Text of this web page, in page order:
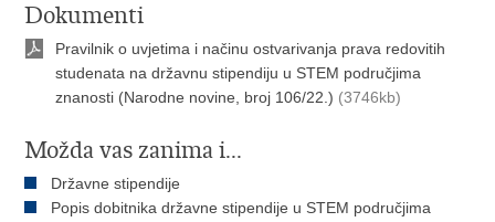
Dokumenti
Pravilnik o uvjetima i načinu ostvarivanja prava redovitih
studenata na državnu stipendiju u STEM područjima
znanosti (Narodne novine, broj 106/22.) (3746kb)
Možda vas zanima i...
Državne stipendije
Popis dobitnika državne stipendije u STEM područjima